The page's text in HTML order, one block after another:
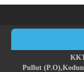
Pullut (P.O),